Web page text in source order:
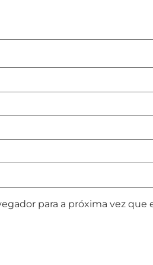
para a próxima vez que